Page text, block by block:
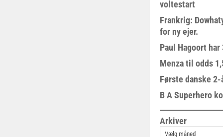
voltestart
Frankrig:
for ny ejer.
Paul Hagoort
Menza til odds
Første danske
B A Superhero
Arkiver